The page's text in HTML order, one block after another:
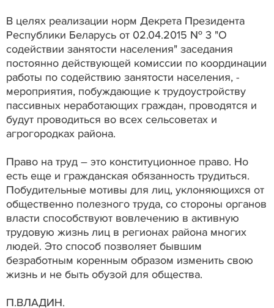
В целях реализации норм Декрета Президента
Республики Беларусь от 02.04.2015 № 3 "О
содействии занятости населения" заседания
постоянно действующей комиссии по координации
работы по содействию занятости населения, -
мероприятия, побуждающие к трудоустройству
пассивных неработающих граждан, проводятся и
будут проводиться во всех сельсоветах и
агрогородках района.
Право на труд – это конституционное право. Но
есть еще и гражданская обязанность трудиться.
Побудительные мотивы для лиц, уклоняющихся от
общественно полезного труда, со стороны органов
власти способствуют вовлечению в активную
трудовую жизнь лиц в регионах района многих
людей. Это способ позволяет бывшим
безработным коренным образом изменить свою
жизнь и не быть обузой для общества.
П.ВЛАДИН.